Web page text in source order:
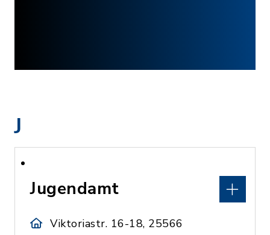
J
Jugendamt
Viktoriastr. 16-18, 25566